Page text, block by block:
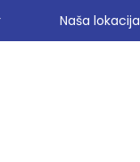
Naša lokacija